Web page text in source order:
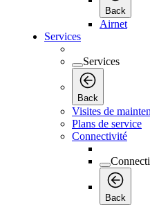
Back
Airnet
Services
Services
Back
Visites de
Plans de service
Connectivité
Back